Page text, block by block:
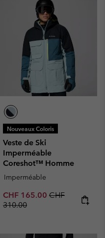
Nouveaux Coloris
Veste de Ski
Imperméable
Coreshot™ Homme
Imperméable
Sale price:
CHF 165.00 Regular price:
CHF
310.00